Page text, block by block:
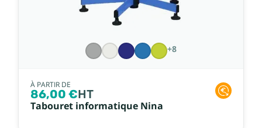
+8
À PARTIR DE
86,00 €HT
Tabouret informatique Nina